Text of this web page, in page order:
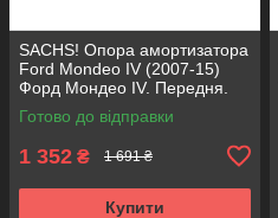
SACHS! Опора амортизатора
Ford Mondeo IV (2007-15)
Форд Мондео IV. Передня.
SM5676 , 803053 , KB652.30
Готово до відправки
1 352 ₴ 1 691 ₴
Купити